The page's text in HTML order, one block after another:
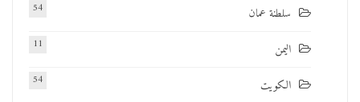
سلطنة عمان 54
اليمن 11
الكويت 54